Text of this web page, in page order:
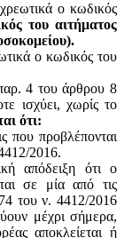
ο κωδικός
του αιτήματος
ο κωδικός του
4 του άρθρου 8
ισχύει, χωρίς το
ότι:
που προβλέπονται
2016.
απόδειξη ότι ο
σε μία από τις
του ν. 4412/2016
μέχρι σήμερα,
αποκλείεται ή